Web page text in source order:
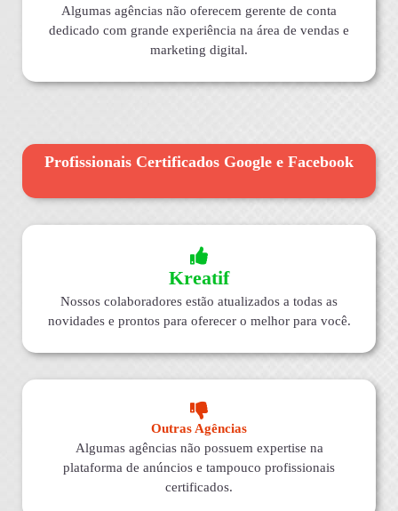
Algumas agências não oferecem gerente de conta
dedicado com grande experiência na área de vendas e
marketing digital.
Profissionais Certificados Google e Facebook
Kreatif
Nossos colaboradores estão atualizados a todas as
novidades e prontos para oferecer o melhor para você.
Outras Agências
Algumas agências não possuem expertise na
plataforma de anúncios e tampouco profissionais
certificados.